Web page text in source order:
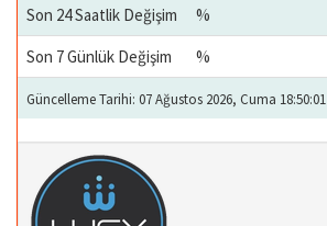
Son 24 Saatlik Değişim
%
Son 7 Günlük Değişim
%
Güncelleme Tarihi: 07 Ağustos 2026, Cuma 18:50:01